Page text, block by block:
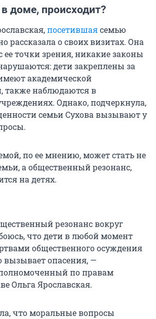
доме, происходит?
посетившаясемью
рассказала о своих визитах. Она
ее точки зрения, никакие законы
дети закреплены за
академической
также наблюдаются в
Однако, подчеркнула,
семьи Сухова вызывают у
по ее мнению, может стать не
а общественный резонанс,
на детях.
резонанс вокруг
что дети в любой момент
общественного осуждения
вызывает опасения, —
по правам
Ольга Ярославская.
что моральные вопросы